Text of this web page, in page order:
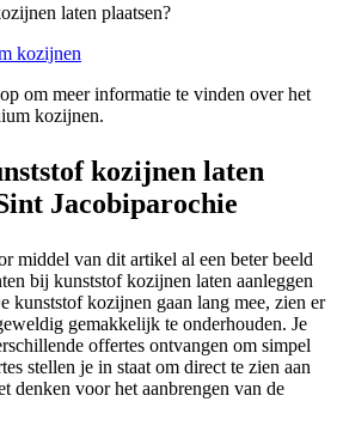
laten plaatsen?
kozijnen
om meer informatie te vinden over het
kozijnen.
kozijnen laten
Jacobiparochie
middel van dit artikel al een beter beeld
bij kunststof kozijnen laten aanleggen
kunststof kozijnen gaan lang mee, zien er
gemakkelijk te onderhouden. Je
offertes ontvangen om simpel
stellen je in staat om direct te zien aan
denken voor het aanbrengen van de